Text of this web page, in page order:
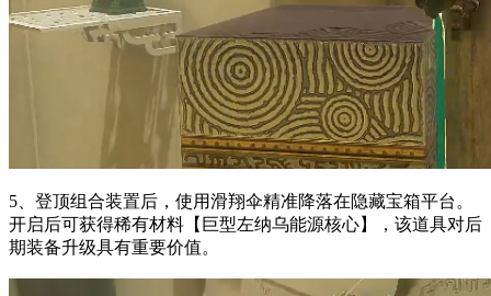
5、登顶组合装置后，使用滑翔伞精准降落在隐藏宝箱平台。
开启后可获得稀有材料【巨型左纳乌能源核心】，该道具对后
期装备升级具有重要价值。